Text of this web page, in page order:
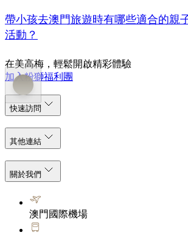
帶小孩去澳門旅遊時有哪些適合的親
活動？
在美高梅，輕鬆開啟精彩體驗
加入粉獅福利團
快速訪問
其他連結
關於我們
澳門國際機場